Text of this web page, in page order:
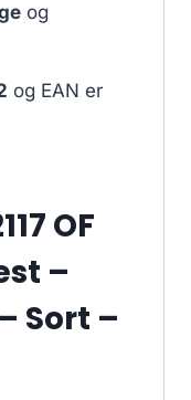
og
og EAN er
OF
–
Sort –